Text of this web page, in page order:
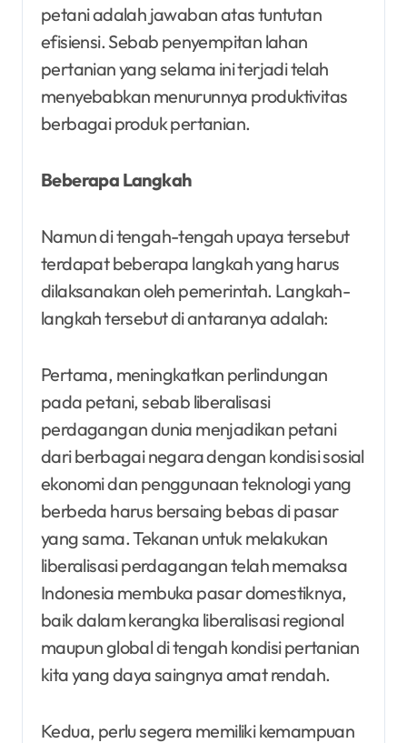
petani adalah jawaban atas tuntutan
efisiensi. Sebab penyempitan lahan
pertanian yang selama ini terjadi telah
menyebabkan menurunnya produktivitas
berbagai produk pertanian.
Beberapa Langkah
Namun di tengah-tengah upaya tersebut
terdapat beberapa langkah yang harus
dilaksanakan oleh pemerintah. Langkah-
langkah tersebut di antaranya adalah:
Pertama, meningkatkan perlindungan
pada petani, sebab liberalisasi
perdagangan dunia menjadikan petani
dari berbagai negara dengan kondisi sosial
ekonomi dan penggunaan teknologi yang
berbeda harus bersaing bebas di pasar
yang sama. Tekanan untuk melakukan
liberalisasi perdagangan telah memaksa
Indonesia membuka pasar domestiknya,
baik dalam kerangka liberalisasi regional
maupun global di tengah kondisi pertanian
kita yang daya saingnya amat rendah.
Kedua, perlu segera memiliki kemampuan